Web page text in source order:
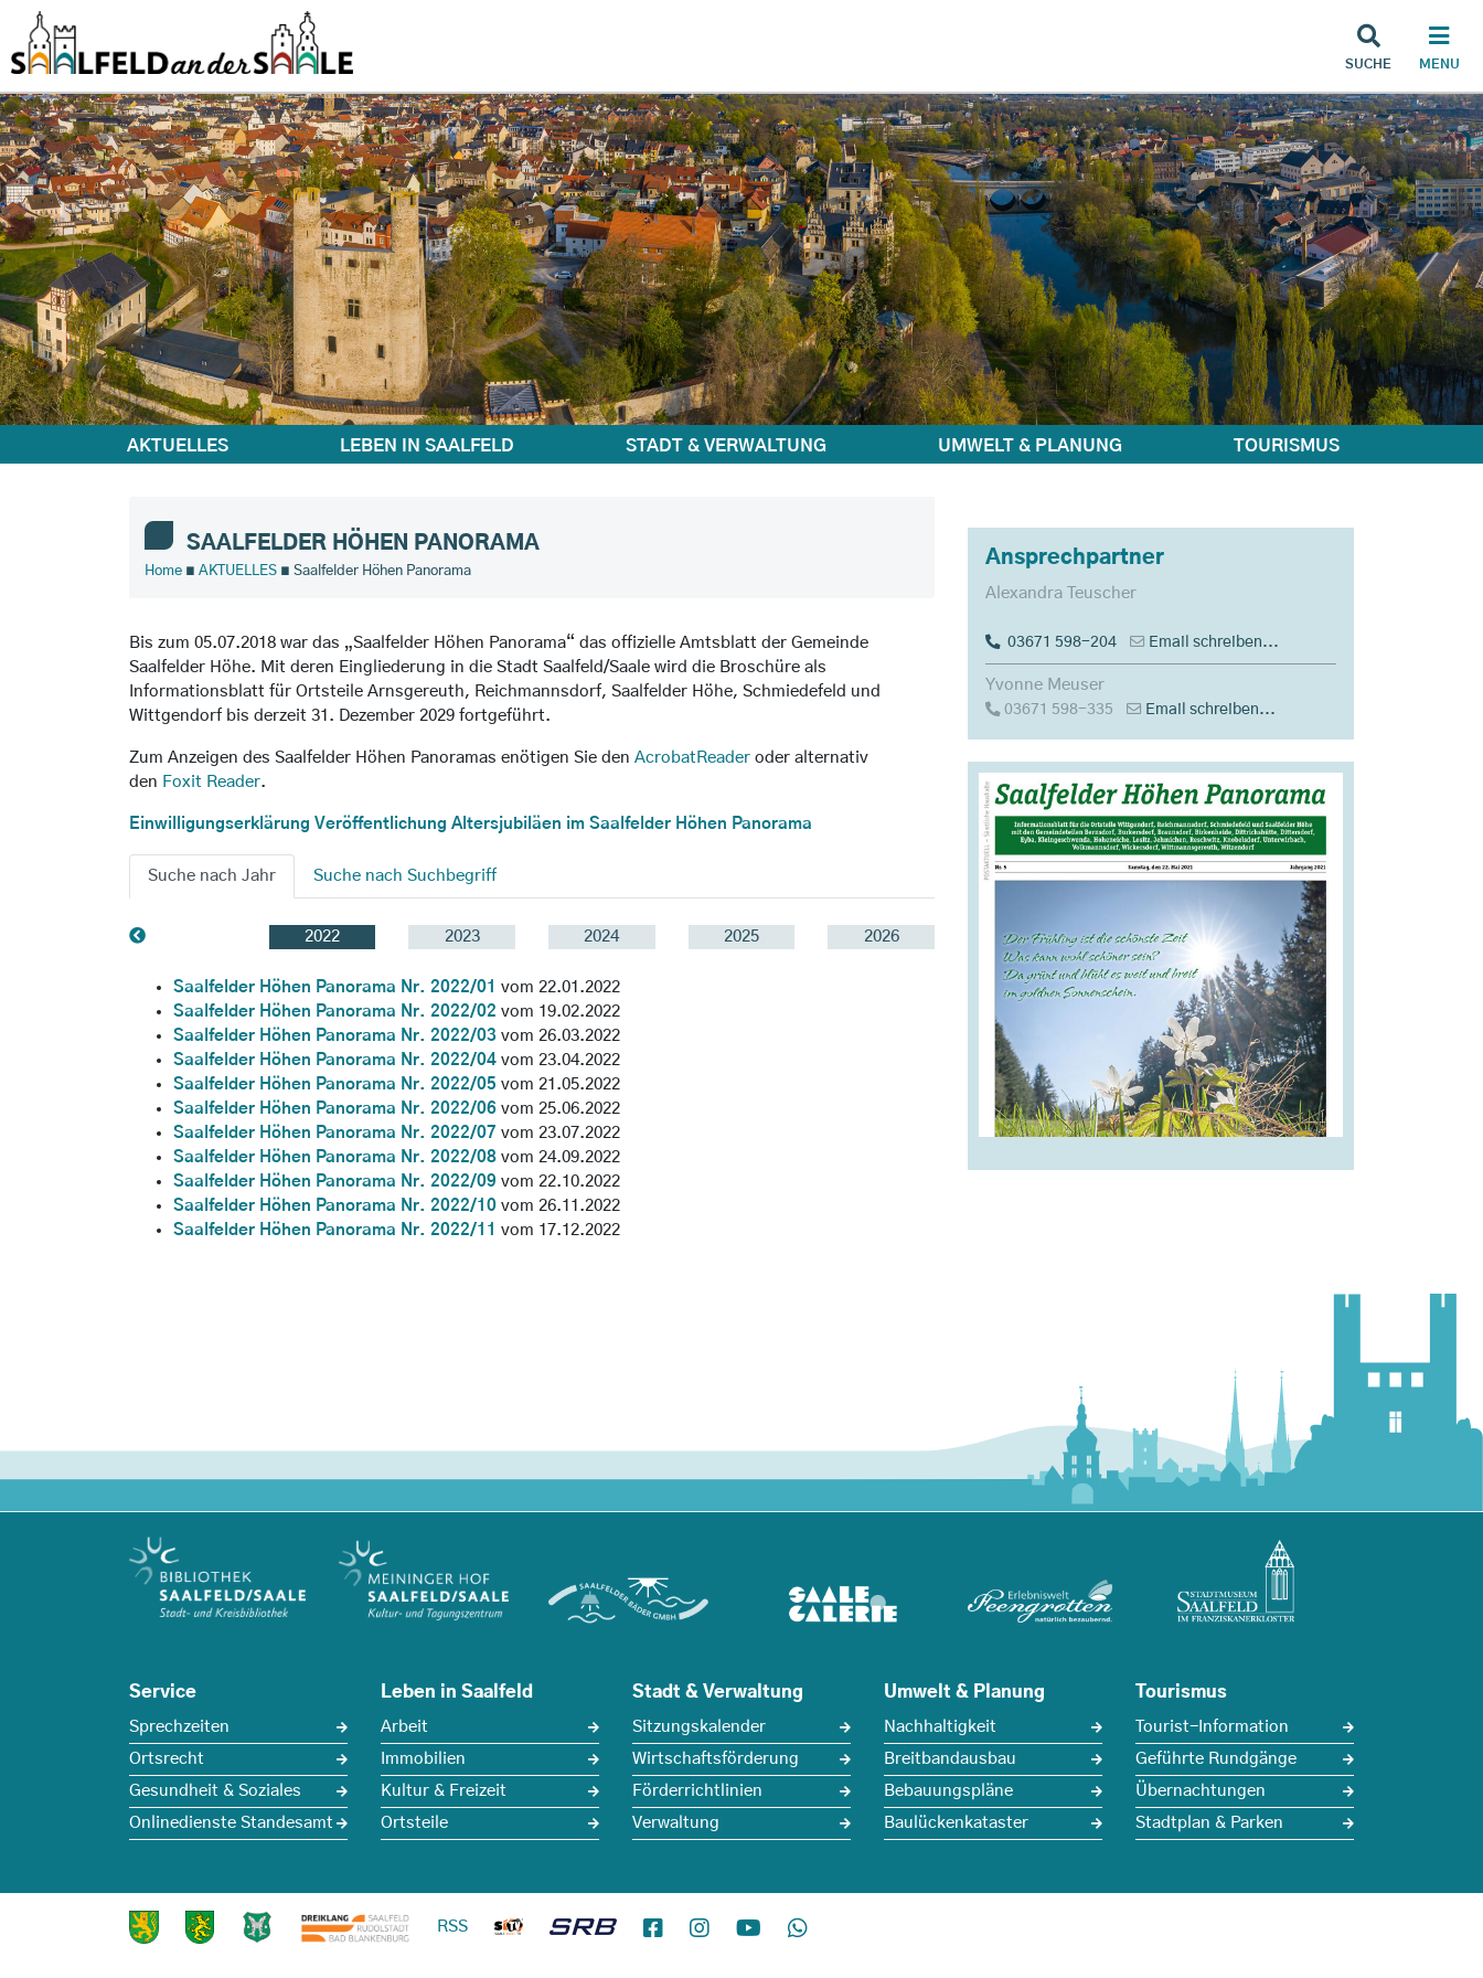
SUCHE MENU
AKTUELLES LEBEN IN SAALFELD STADT & VERWALTUNG UMWELT & PLANUNG TOURISMUS
SAALFELDER HÖHEN PANORAMA
Home ∎ AKTUELLES ∎ Saalfelder Höhen Panorama
Bis zum 05.07.2018 war das „Saalfelder Höhen Panorama“ das offizielle Amtsblatt der Gemeinde
Saalfelder Höhe. Mit deren Eingliederung in die Stadt Saalfeld/Saale wird die Broschüre als
Informationsblatt für Ortsteile Arnsgereuth, Reichmannsdorf, Saalfelder Höhe, Schmiedefeld und
Wittgendorf bis derzeit 31. Dezember 2029 fortgeführt.
Zum Anzeigen des Saalfelder Höhen Panoramas enötigen Sie den AcrobatReader oder alternativ
den Foxit Reader.
Einwilligungserklärung Veröffentlichung Altersjubiläen im Saalfelder Höhen Panorama
Suche nach Jahr Suche nach Suchbegriff
2022 2023 2024 2025 2026
Saalfelder Höhen Panorama Nr. 2022/01 vom 22.01.2022
Saalfelder Höhen Panorama Nr. 2022/02 vom 19.02.2022
Saalfelder Höhen Panorama Nr. 2022/03 vom 26.03.2022
Saalfelder Höhen Panorama Nr. 2022/04 vom 23.04.2022
Saalfelder Höhen Panorama Nr. 2022/05 vom 21.05.2022
Saalfelder Höhen Panorama Nr. 2022/06 vom 25.06.2022
Saalfelder Höhen Panorama Nr. 2022/07 vom 23.07.2022
Saalfelder Höhen Panorama Nr. 2022/08 vom 24.09.2022
Saalfelder Höhen Panorama Nr. 2022/09 vom 22.10.2022
Saalfelder Höhen Panorama Nr. 2022/10 vom 26.11.2022
Saalfelder Höhen Panorama Nr. 2022/11 vom 17.12.2022
Ansprechpartner
Alexandra Teuscher
03671 598-204 Email schreiben...
Yvonne Meuser
03671 598-335 Email schreiben...
Service
Sprechzeiten
Ortsrecht
Gesundheit & Soziales
Onlinedienste Standesamt
Leben in Saalfeld
Arbeit
Immobilien
Kultur & Freizeit
Ortsteile
Stadt & Verwaltung
Sitzungskalender
Wirtschaftsförderung
Förderrichtlinien
Verwaltung
Umwelt & Planung
Nachhaltigkeit
Breitbandausbau
Bebauungspläne
Baulückenkataster
Tourismus
Tourist-Information
Geführte Rundgänge
Übernachtungen
Stadtplan & Parken
RSS